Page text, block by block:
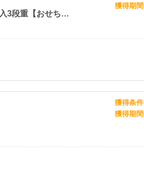
生おせち料理 村上シェフ手作り重入3段重【おせち卸販売ドットコム】
獲得期間
獲得条件
獲得期間